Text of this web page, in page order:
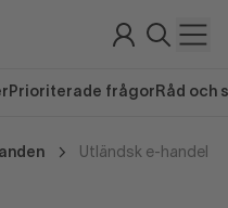
Prioriterade frågor Råd och